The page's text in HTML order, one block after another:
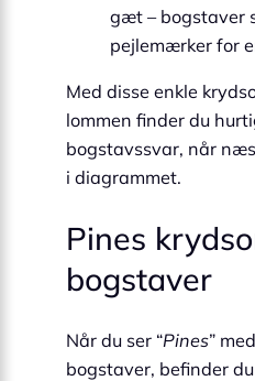
gæt – bogstaver
pejlemærker for
Med disse enkle
lommen finder du
bogstavssvar, når
i diagrammet.
Pines
bogstaver
Når du ser “Pines”
bogstaver, befinder